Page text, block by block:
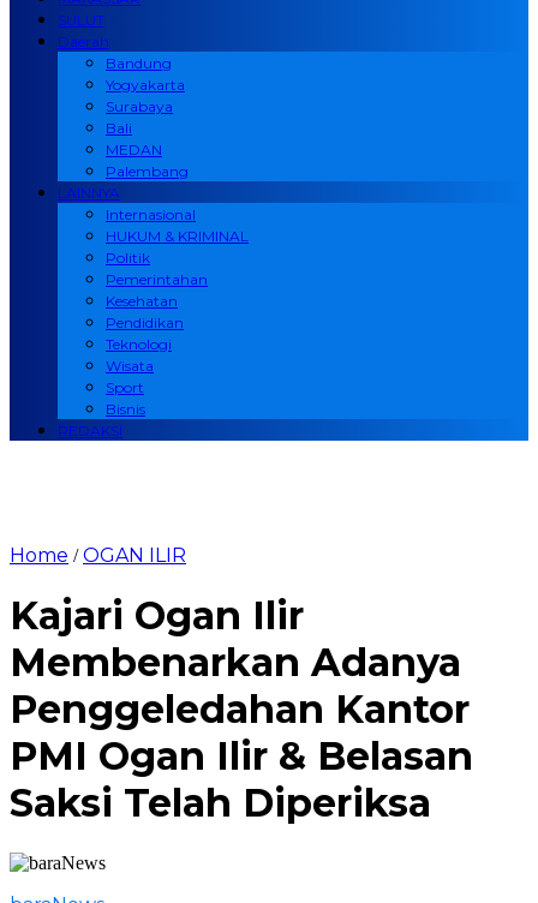
SULUT
Daerah
Bandung
Yogyakarta
Surabaya
Bali
MEDAN
Palembang
LAINNYA
Internasional
HUKUM & KRIMINAL
Politik
Pemerintahan
Kesehatan
Pendidikan
Teknologi
Wisata
Sport
Bisnis
REDAKSI
Home /OGAN ILIR
Kajari Ogan Ilir
Membenarkan Adanya
Penggeledahan Kantor
PMI Ogan Ilir & Belasan
Saksi Telah Diperiksa